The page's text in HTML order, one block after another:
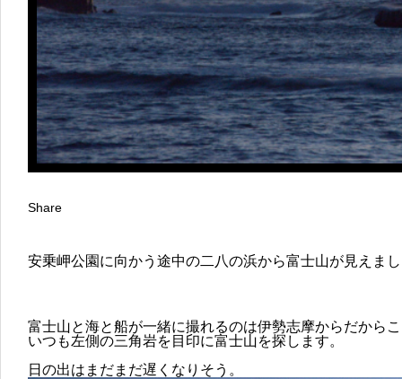
Share
安乗岬公園に向かう途中の二八の浜から富士山が見えま
富士山と海と船が一緒に撮れるのは伊勢志摩からだから
いつも左側の三角岩を目印に富士山を探します。
日の出はまだまだ遅くなりそう。